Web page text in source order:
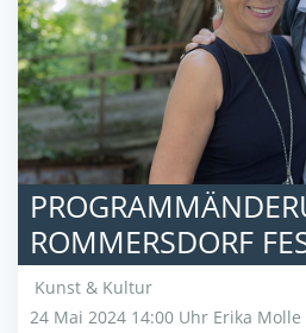
ROMMERSDORF
Kunst & Kultur
24 Mai 2024 14:00 Uhr Erika Molle